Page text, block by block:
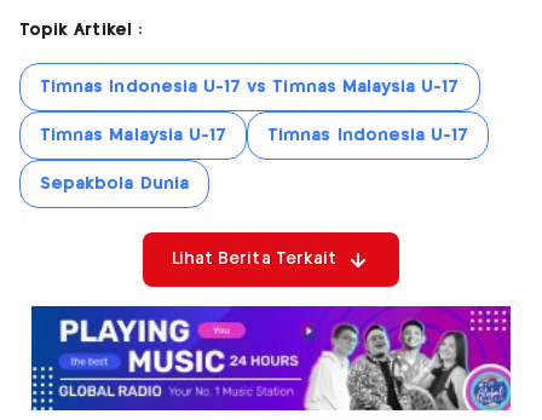
Topik Artikel :
Timnas Indonesia U-17 vs Timnas Malaysia U-17
Timnas Malaysia U-17 Timnas Indonesia U-17
Sepakbola Dunia
Lihat Berita Terkait